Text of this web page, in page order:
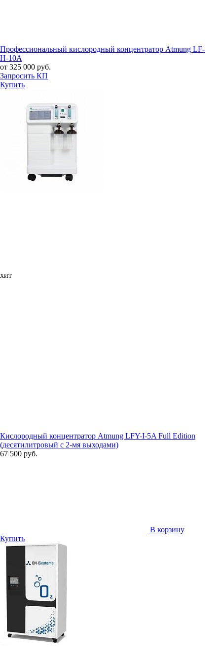
Профессиональный кислородный концентратор Atmung LF-
H-10A
от 325 000 руб.
Запросить КП
Купить
хит
Кислородный концентратор Atmung LFY-I-5A Full Edition
(десятилитровый с 2-мя выходами)
67 500 руб.
В корзину
Купить